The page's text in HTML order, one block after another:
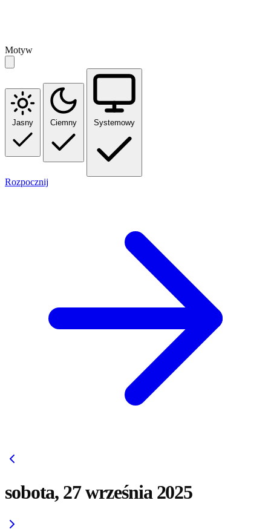
Motyw
Jasny Ciemny Systemowy
Rozpocznij
sobota, 27 września 2025